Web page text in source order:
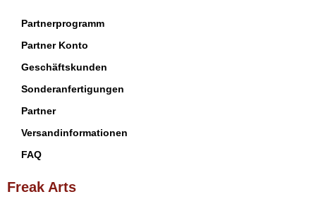
Partnerprogramm
Partner Konto
Geschäftskunden
Sonderanfertigungen
Partner
Versandinformationen
FAQ
Freak Arts